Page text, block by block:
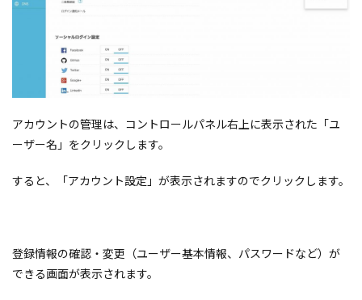
アカウントの管理は、コントロールパネル右上に表示された「ユ
ーザー名」をクリックします。
すると、「アカウント設定」が表示されますのでクリックします。
登録情報の確認・変更（ユーザー基本情報、パスワードなど）が
できる画面が表示されます。